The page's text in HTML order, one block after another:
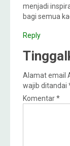
menjadi
bagi semua
Reply
Alamat email
wajib ditandai
Komentar*